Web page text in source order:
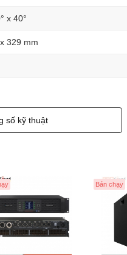
x 40°
329 mm
số kỹ thuật
Bán chạy